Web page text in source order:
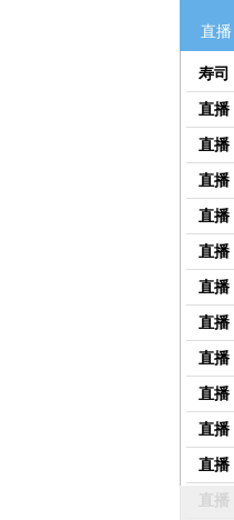
直播
寿司
直播
直播
直播
直播
直播
直播
直播
直播
直播
直播
直播
直播